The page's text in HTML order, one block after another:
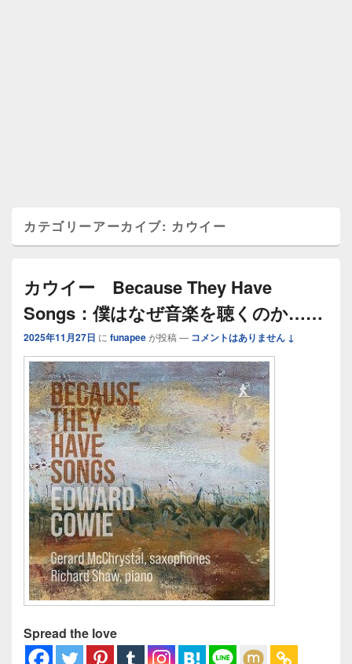
カテゴリーアーカイブ: カウイー
カウイー Because They Have
Songs：僕はなぜ音楽を聴くのか……
2025年11月27日 に funapeeが投稿 — コメントはありません ↓
Spread the love